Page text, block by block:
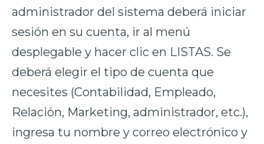
administrador del sistema deberá iniciar
sesión en su cuenta, ir al menú
desplegable y hacer clic en LISTAS. Se
deberá elegir el tipo de cuenta que
necesites (Contabilidad, Empleado,
Relación, Marketing, administrador, etc.),
ingresa tu nombre y correo electrónico y